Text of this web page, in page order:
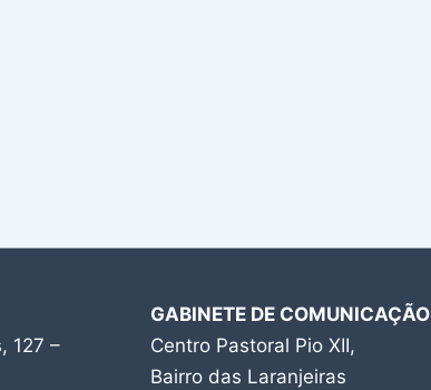
127 –
GABINETE DE COMUNICAÇÃO
Centro Pastoral Pio XII,
Bairro das Laranjeiras